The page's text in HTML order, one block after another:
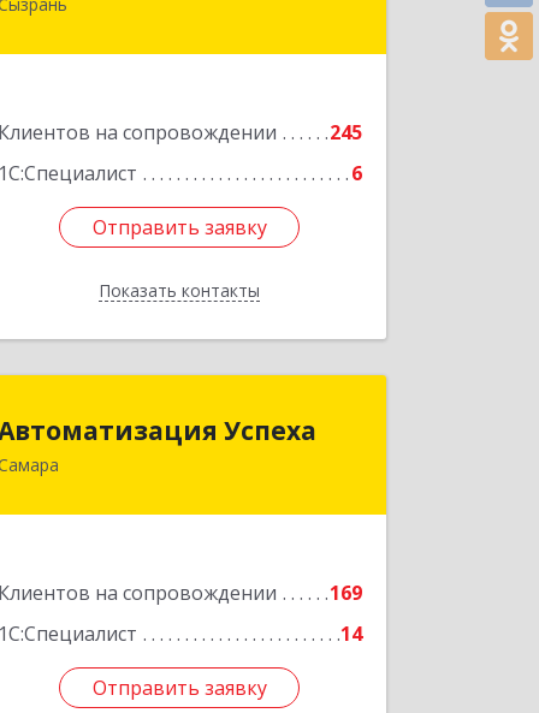
Клиентов на сопровождении
245
1С:Специалист
6
Отправить заявку
Показать контакты
446001, Самарская обл, Сызрань г,
Отправить заявку
Назад
Успеха
Клиентов на сопровождении
169
1С:Специалист
14
Отправить заявку
443011, Самарская обл, Самара г, 22
Отправить заявку